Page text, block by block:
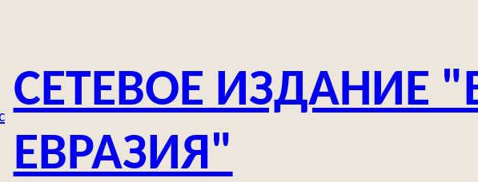
СЕТЕВОЕ ИЗДАНИЕ
ЕВРАЗИЯ"